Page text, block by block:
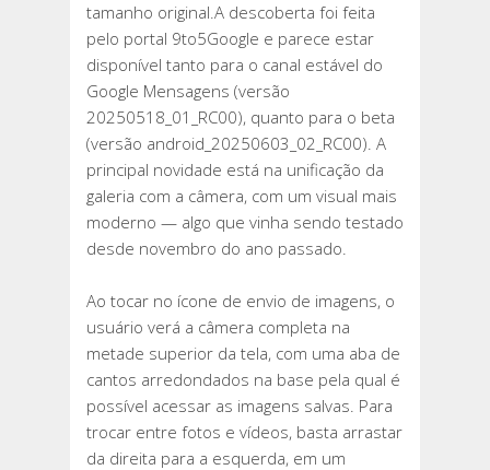
tamanho original.A descoberta foi feita
pelo portal 9to5Google e parece estar
disponível tanto para o canal estável do
Google Mensagens (versão
20250518_01_RC00), quanto para o beta
(versão android_20250603_02_RC00). A
principal novidade está na unificação da
galeria com a câmera, com um visual mais
moderno — algo que vinha sendo testado
desde novembro do ano passado.
Ao tocar no ícone de envio de imagens, o
usuário verá a câmera completa na
metade superior da tela, com uma aba de
cantos arredondados na base pela qual é
possível acessar as imagens salvas. Para
trocar entre fotos e vídeos, basta arrastar
da direita para a esquerda, em um